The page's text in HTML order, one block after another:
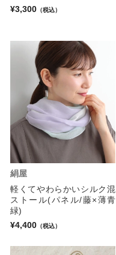
¥3,300 （税込）
絹屋
軽くてやわらかいシルク混
ストール(パネル/藤×薄青
緑)
¥4,400 （税込）